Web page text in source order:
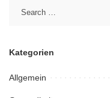
Kategorien
Allgemein